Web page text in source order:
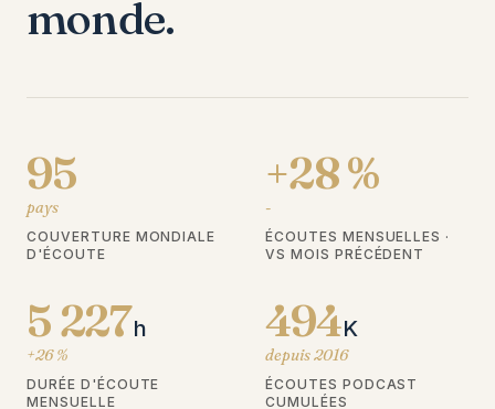
monde.
95
pays
COUVERTURE MONDIALE
D'ÉCOUTE
+28 %
-
ÉCOUTES MENSUELLES ·
VS MOIS PRÉCÉDENT
5 227h
+26 %
DURÉE D'ÉCOUTE
MENSUELLE
494K
depuis 2016
ÉCOUTES PODCAST
CUMULÉES